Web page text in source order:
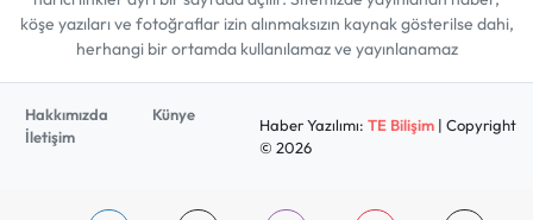
köşe yazıları ve fotoğraflar izin alınmaksızın kaynak gösterilse dahi,
herhangi bir ortamda kullanılamaz ve yayınlanamaz
Hakkımızda
Künye
İletişim
Haber Yazılımı: TE Bilişim| Copyright
© 2026